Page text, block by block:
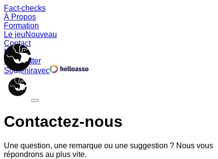
Fact-checks
À Propos
Formation
Le jeuNouveau
Contact
Memes
Newsletter
Souteniravec
Contactez-nous
Une question, une remarque ou une suggestion ? Nous vous
répondrons au plus vite.